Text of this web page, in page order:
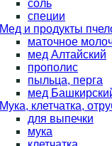
соль
специи
Мед и продукты
маточное
мед Алтайский
прополис
пыльца, перга
мед
Мука, клетчатка,
для выпечки
мука